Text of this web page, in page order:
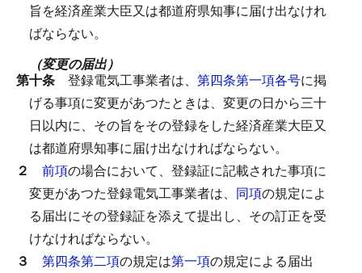
旨を経済産業大臣又は都道府県知事に届け出なけれ
ばならない。
（変更の届出）
第十条 登録電気工事業者は、 第四条第一項各号に掲
げる事項に変更があつたときは、変更の日から三十
日以内に、その旨をその登録をした経済産業大臣又
は都道府県知事に届け出なければならない。
２ 前項の場合において、登録証に記載された事項に
変更があつた登録電気工事業者は、 同項の規定によ
る届出にその登録証を添えて提出し、その訂正を受
けなければならない。
３ 第四条第二項の規定は第一項の規定による届出